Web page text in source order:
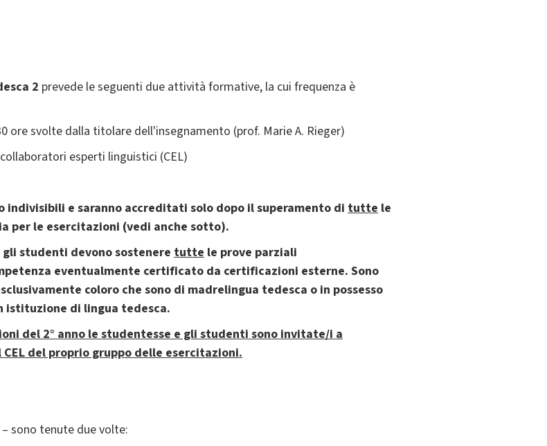
2 prevede le seguenti due attività formative, la cui frequenza è
ore svolte dalla titolare dell'insegnamento (prof. Marie A. Rieger)
esperti linguistici (CEL)
indivisibili e saranno accreditati solo dopo il superamento di tutte le
per le esercitazioni (vedi anche sotto).
studenti devono sostenere tutte le prove parziali
eventualmente certificato da certificazioni esterne. Sono
coloro che sono di madrelingua tedesca o in possesso
istituzione di lingua tedesca.
del 2° anno le studentesse e gli studenti sono invitate/i a
del proprio gruppo delle esercitazioni.
sono tenute due volte: